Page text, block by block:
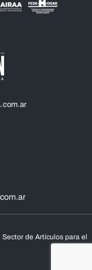
de Artículos para el